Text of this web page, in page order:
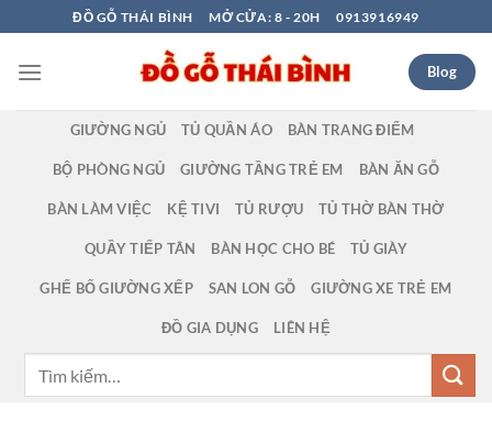
qua
nội
ĐỒ GỖ THÁI BÌNH MỞ CỬA: 8 - 20H 0913916949
Blog
GIƯỜNG NGỦ TỦ QUẦN ÁO BÀN TRANG ĐIỂM
BỘ PHÒNG NGỦ GIƯỜNG TẦNG TRẺ EM BÀN ĂN GỖ
BÀN LÀM VIỆC KỆ TIVI TỦ RƯỢU TỦ THỜ BÀN THỜ
QUẦY TIẾP TÂN BÀN HỌC CHO BÉ TỦ GIÀY
GHẾ BỐ GIƯỜNG XẾP SAN LON GỖ GIƯỜNG XE TRẺ EM
ĐỒ GIA DỤNG LIÊN HỆ